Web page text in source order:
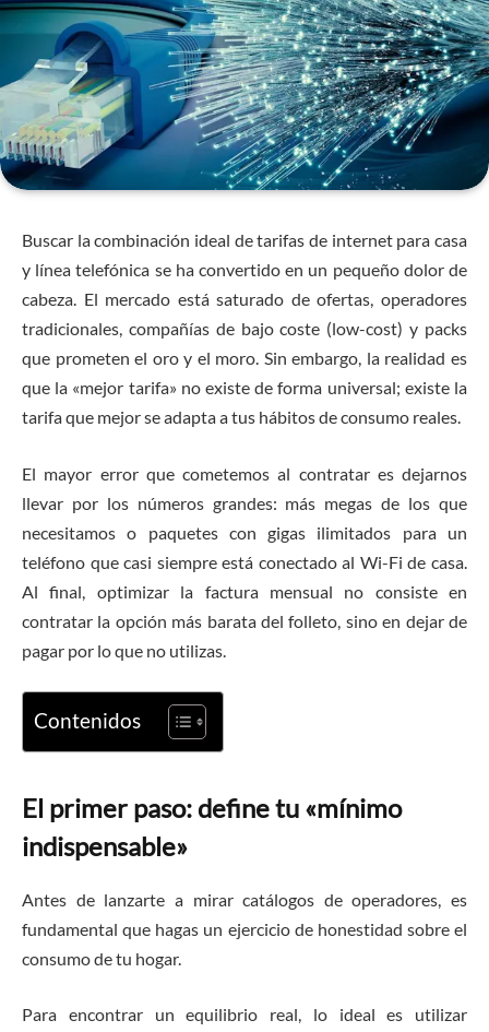
Buscar la combinación ideal de tarifas de internet para casa
y línea telefónica se ha convertido en un pequeño dolor de
cabeza. El mercado está saturado de ofertas, operadores
tradicionales, compañías de bajo coste (low-cost) y packs
que prometen el oro y el moro. Sin embargo, la realidad es
que la «mejor tarifa» no existe de forma universal; existe la
tarifa que mejor se adapta a tus hábitos de consumo reales.
El mayor error que cometemos al contratar es dejarnos
llevar por los números grandes: más megas de los que
necesitamos o paquetes con gigas ilimitados para un
teléfono que casi siempre está conectado al Wi-Fi de casa.
Al final, optimizar la factura mensual no consiste en
contratar la opción más barata del folleto, sino en dejar de
pagar por lo que no utilizas.
Contenidos
El primer paso: define tu «mínimo
indispensable»
Antes de lanzarte a mirar catálogos de operadores, es
fundamental que hagas un ejercicio de honestidad sobre el
consumo de tu hogar.
Para encontrar un equilibrio real, lo ideal es utilizar